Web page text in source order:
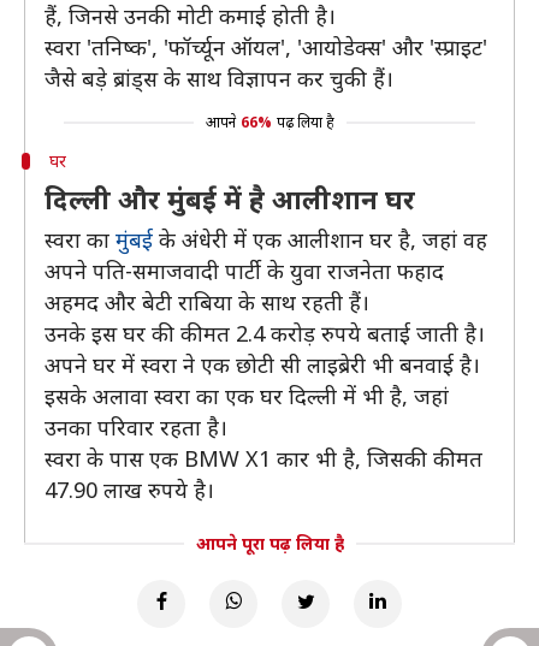
हैं, जिनसे उनकी मोटी कमाई होती है।
स्वरा 'तनिष्क', 'फॉर्च्यून ऑयल', 'आयोडेक्स' और 'स्प्राइट'
जैसे बड़े ब्रांड्स के साथ विज्ञापन कर चुकी हैं।
आपने 66% पढ़ लिया है
घर
दिल्ली और मुंबई में है आलीशान घर
स्वरा का मुंबई के अंधेरी में एक आलीशान घर है, जहां वह
अपने पति-समाजवादी पार्टी के युवा राजनेता फहाद
अहमद और बेटी राबिया के साथ रहती हैं।
उनके इस घर की कीमत 2.4 करोड़ रुपये बताई जाती है।
अपने घर में स्वरा ने एक छोटी सी लाइब्रेरी भी बनवाई है।
इसके अलावा स्वरा का एक घर दिल्ली में भी है, जहां
उनका परिवार रहता है।
स्वरा के पास एक BMW X1 कार भी है, जिसकी कीमत
47.90 लाख रुपये है।
आपने पूरा पढ़ लिया है